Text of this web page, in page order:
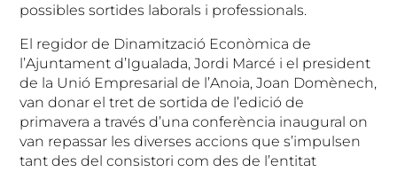
possibles sortides laborals i professionals.
El regidor de Dinamització Econòmica de
l’Ajuntament d’Igualada, Jordi Marcé i el president
de la Unió Empresarial de l’Anoia, Joan Domènech,
van donar el tret de sortida de l’edició de
primavera a través d’una conferència inaugural on
van repassar les diverses accions que s’impulsen
tant des del consistori com des de l’entitat